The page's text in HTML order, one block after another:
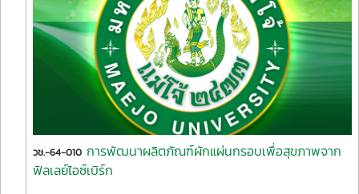
วช.-64-010 การพัฒนาผลิตภัณฑ์ผักแผ่นกรอบเพื่อสุขภาพจาก
ฟิลเลย์ไอซ์เบิร์ก